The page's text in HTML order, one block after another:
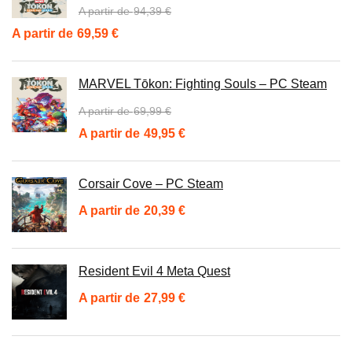
94,39€
Le
initial
était :
94,39 €.
69,59 €Le
actuel
69,59 €.
MARVEL Tōkon: Fighting Souls – PC Steam
69,99€
Le
initial
69,99 €.
49,95 €Le
actuel
Corsair Cove – PC Steam
20,39 €
Resident Evil 4 Meta Quest
27,99 €